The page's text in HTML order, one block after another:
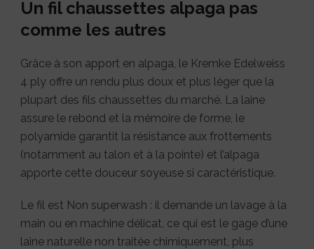
Un fil chaussettes alpaga pas
comme les autres
Grâce à son apport en alpaga, le Kremke Edelweiss
4 ply offre un rendu plus doux et plus léger que la
plupart des fils chaussettes du marché. La laine
assure le rebond et la mémoire de forme, le
polyamide garantit la résistance aux frottements
(notamment au talon et à la pointe) et l’alpaga
apporte cette douceur soyeuse si caractéristique.
Le fil est Non superwash : il demande un lavage à la
main ou en machine délicat, ce qui est le gage d’une
laine naturelle non traitée chimiquement, plus